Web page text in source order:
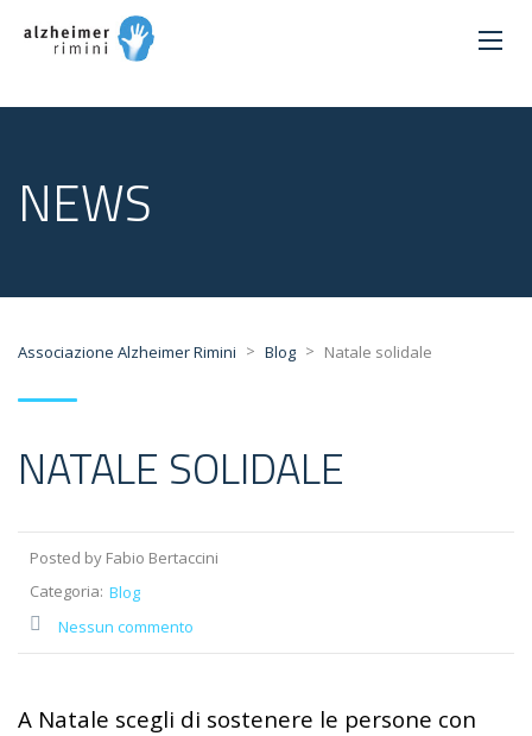
NEWS
Associazione Alzheimer Rimini > Blog > Natale solidale
NATALE SOLIDALE
Posted by Fabio Bertaccini
Categoria: Blog
Nessun commento
A Natale scegli di sostenere le persone con